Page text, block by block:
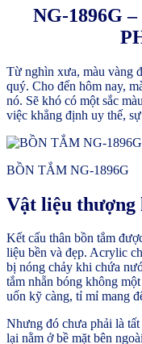
NG-1896G
Từ nghìn xưa, màu vàng
quý. Cho đến hôm nay,
nó. Sẽ khó có một sắc
việc khẳng định uy thế,
BỒN TẮM NG-1896G
Vật liệu thượng
Kết cấu thân bồn tắm
liệu bền và đẹp. Acrylic
bị nóng chảy khi chứa
tắm nhẵn bóng không
uốn kỹ càng, tỉ mỉ mang
Nhưng đó chưa phải là
lại nằm ở bề mặt bên